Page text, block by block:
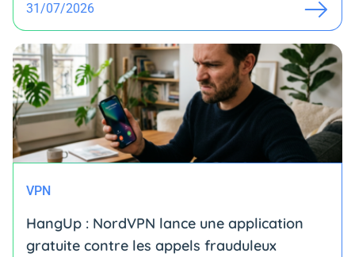
31/07/2026
VPN
HangUp : NordVPN lance une application
gratuite contre les appels frauduleux